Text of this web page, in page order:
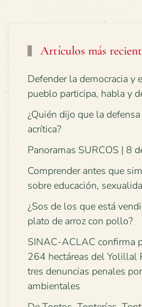
Artículos más
Defender la democracia y
pueblo participa, habla y
¿Quién dijo que la
acrítica?
Panoramas SURCOS | 8
Comprender antes que
sobre educación,
¿Sos de los que está
plato de arroz con pollo?
SINAC-ACLAC confirma
264 hectáreas del Yolillal
tres denuncias penales
ambientales